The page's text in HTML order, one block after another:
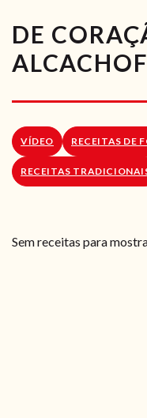
DE
VÍDEO RECEITAS DE
RECEITAS
Sem receitas para